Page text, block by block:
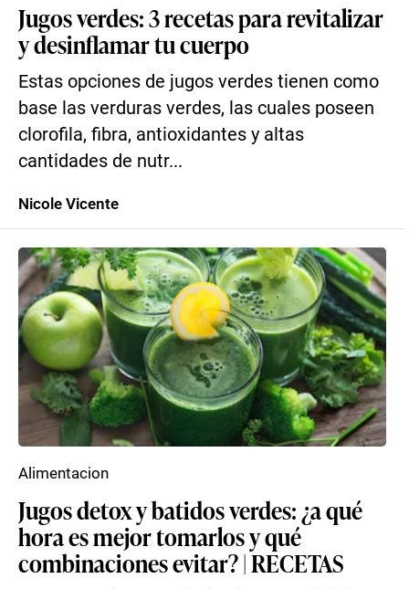
Jugos verdes: 3 recetas para revitalizar
y desinflamar tu cuerpo
Estas opciones de jugos verdes tienen como
base las verduras verdes, las cuales poseen
clorofila, fibra, antioxidantes y altas
cantidades de nutr...
Nicole Vicente
Jugos detox y batidos verdes: ¿a qué
hora es mejor tomarlos y qué
combinaciones evitar? | RECETAS
Alimentacion